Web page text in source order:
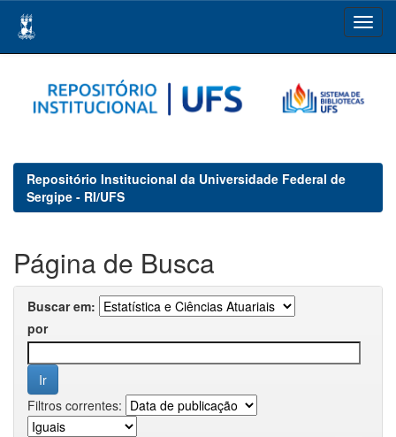
navigation
Repositório Institucional da Universidade Federal de
Sergipe - RI/UFS
Página de Busca
Buscar em:
por
Filtros correntes: